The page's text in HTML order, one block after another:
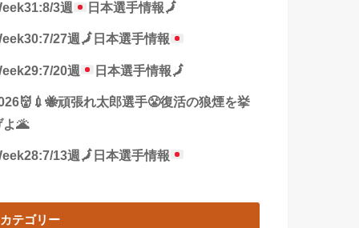
3週 日本選手情報🗾
27週🗾 日本選手情報
20週 日本選手情報🗾
頑張れ太郎選手😤復活の狼煙を挙
よ🌋
13週 🗾 日本選手情報
カテゴリー